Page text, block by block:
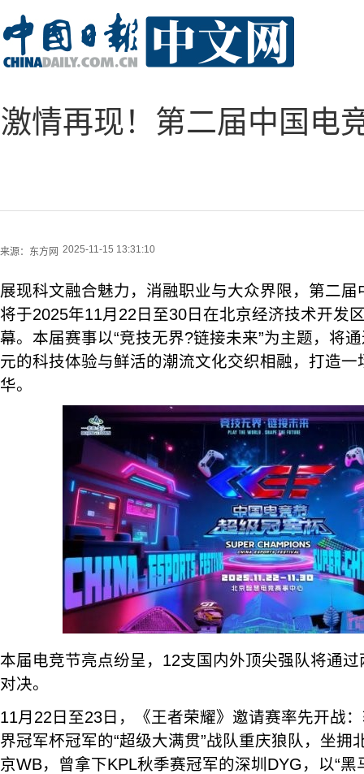
激情再现！第二届中国电
来源： 东方网 2025-11-15 13:31:10
展现科文融合魅力，消融职业与大众界限，第二
将于2025年11月22日至30日在北京经济技术开发
幕。本届赛事以“竞技无界?链接未来”为主题，将
元的科技体验与鲜活的潮流文化交织相融，打造
华。
本届电竞节亮点纷呈，12支国内外顶尖强队将通
对决。
11月22日至23日，《王者荣耀》邀请赛率先开战
界冠军杯冠军的“超级大满贯”战队重庆狼队，坐拥
京WB，曾拿下KPL秋季赛冠军的深圳DYG，以“黑